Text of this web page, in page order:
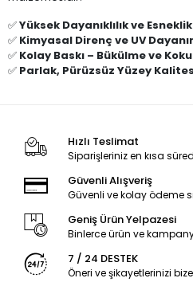
✅Yüksek Dayanıklılık ve Esneklik
✅ Kimyasal Direnç ve UV
✅ Kolay Baskı – Bükülme ve
✅ Parlak, Pürüzsüz Yüzey
📦 1.75mm çapında, 1kg'lık
🛠️ Tabla sıcaklığı: 70-90°C
Şeffaf, sağlam ve profesyonel
filament ile projelerinize değer
Hızlı Teslimat
Siparişleriniz en kısa
Güvenli Alışveriş
Güvenli ve kolay ödeme
Geniş Ürün Yelpazesi
Binlerce ürün ve
7 / 24 DESTEK
Öneri ve şikayetlerinizi